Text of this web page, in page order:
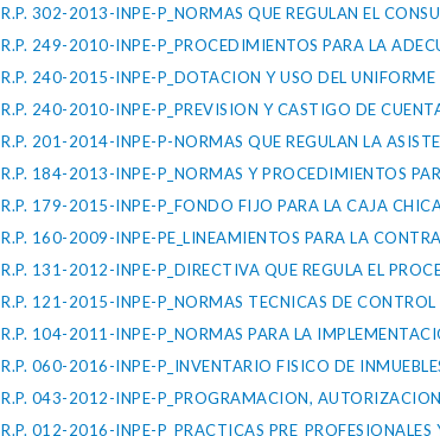
R.P. 302-2013-INPE-P_NORMAS QUE REGULAN EL
R.P. 249-2010-INPE-P_PROCEDIMIENTOS PARA LA
R.P. 240-2015-INPE-P_DOTACION Y USO DEL
R.P. 240-2010-INPE-P_PREVISION Y CASTIGO DE
R.P. 201-2014-INPE-P-NORMAS QUE REGULAN LA
R.P. 184-2013-INPE-P_NORMAS Y PROCEDIMIENTOS
R.P. 179-2015-INPE-P_FONDO FIJO PARA LA CAJA
R.P. 160-2009-INPE-PE_LINEAMIENTOS PARA LA
R.P. 131-2012-INPE-P_DIRECTIVA QUE REGULA EL
R.P. 121-2015-INPE-P_NORMAS TECNICAS DE CONTROL
R.P. 104-2011-INPE-P_NORMAS PARA LA
R.P. 060-2016-INPE-P_INVENTARIO FISICO DE
R.P. 043-2012-INPE-P_PROGRAMACION,
R.P. 012-2016-INPE-P_PRACTICAS PRE_PROFESIONALES